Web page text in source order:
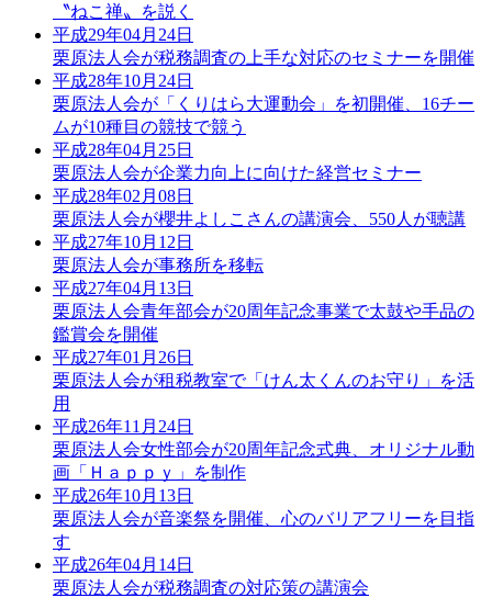
〝ねこ禅〟を説く
平成29年04月24日
栗原法人会が税務調査の上手な対応のセミナーを開催
平成28年10月24日
栗原法人会が「くりはら大運動会」を初開催、16チー
ムが10種目の競技で競う
平成28年04月25日
栗原法人会が企業力向上に向けた経営セミナー
平成28年02月08日
栗原法人会が櫻井よしこさんの講演会、550人が聴講
平成27年10月12日
栗原法人会が事務所を移転
平成27年04月13日
栗原法人会青年部会が20周年記念事業で太鼓や手品の
鑑賞会を開催
平成27年01月26日
栗原法人会が租税教室で「けん太くんのお守り」を活
用
平成26年11月24日
栗原法人会女性部会が20周年記念式典、オリジナル動
画「Ｈａｐｐｙ」を制作
平成26年10月13日
栗原法人会が音楽祭を開催、心のバリアフリーを目指
す
平成26年04月14日
栗原法人会が税務調査の対応策の講演会